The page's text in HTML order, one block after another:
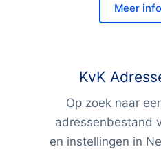
Meer
KvK
Op zoek naar
adressenbestand
en instellingen in